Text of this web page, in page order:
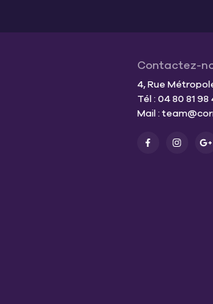
Contactez-
4, Rue
Tél : 04 80 81 98
Mail :